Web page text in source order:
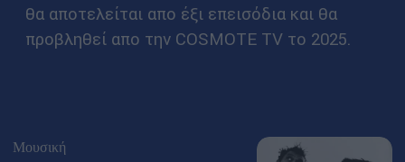
θα αποτελείται απο έξι επεισόδια και θα
προβληθεί απο την COSMOTE TV το 2025.
Μουσική